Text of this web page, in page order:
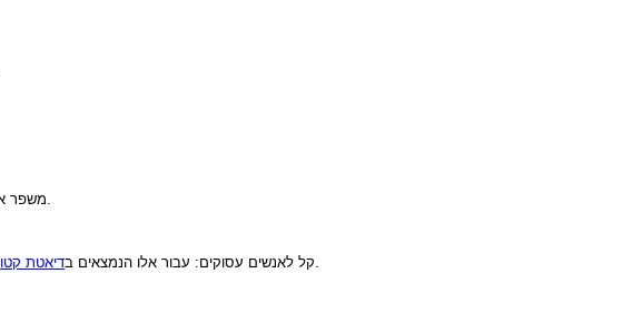
🌿 קל לאנשים עסוקים: עבור אלו הנמצאים בדיאטת קטו